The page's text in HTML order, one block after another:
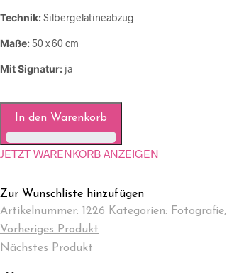
Technik:Silbergelatineabzug
Maße:50 x 60 cm
Mit Signatur: ja
In den Warenkorb
JETZT WARENKORB ANZEIGEN
Zur Wunschliste hinzufügen
Artikelnummer:
1226 Kategorien: Fotografie,
Vorheriges Produkt
Nächstes Produkt